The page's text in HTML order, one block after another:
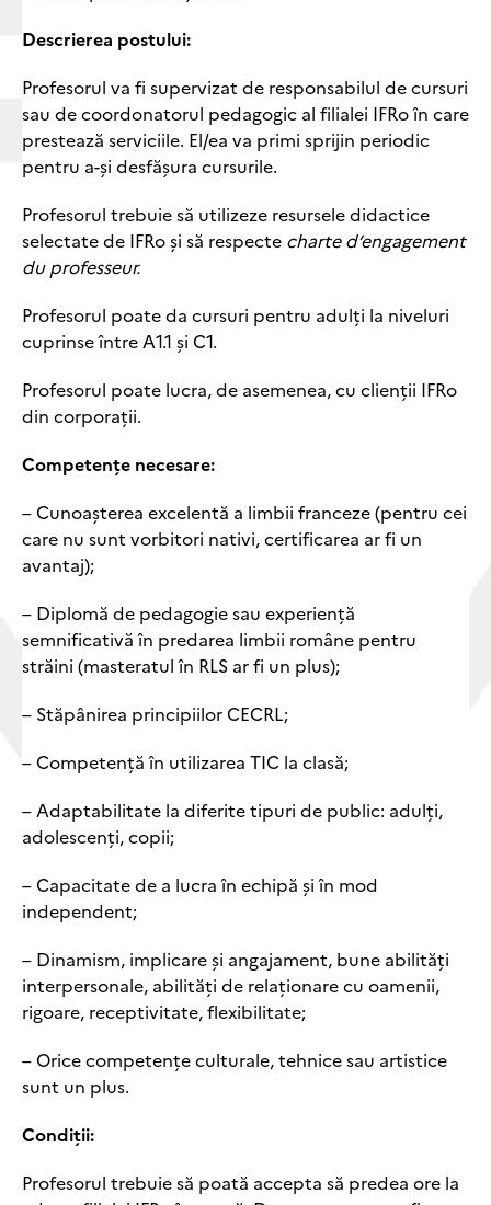
Descrierea postului:
Profesorul va fi supervizat de responsabilul de cursuri
sau de coordonatorul pedagogic al filialei IFRo în care
prestează serviciile. El/ea va primi sprijin periodic
pentru a-și desfășura cursurile.
Profesorul trebuie să utilizeze resursele didactice
selectate de IFRo și să respecte charte d’engagement
du professeur.
Profesorul poate da cursuri pentru adulți la niveluri
cuprinse între A1.1 și C1.
Profesorul poate lucra, de asemenea, cu clienții IFRo
din corporații.
Competențe necesare:
– Cunoașterea excelentă a limbii franceze (pentru cei
care nu sunt vorbitori nativi, certificarea ar fi un
avantaj);
– Diplomă de pedagogie sau experiență
semnificativă în predarea limbii române pentru
străini (masteratul în RLS ar fi un plus);
– Stăpânirea principiilor CECRL;
– Competență în utilizarea TIC la clasă;
– Adaptabilitate la diferite tipuri de public: adulți,
adolescenți, copii;
– Capacitate de a lucra în echipă și în mod
independent;
– Dinamism, implicare și angajament, bune abilități
interpersonale, abilități de relaționare cu oamenii,
rigoare, receptivitate, flexibilitate;
– Orice competențe culturale, tehnice sau artistice
sunt un plus.
Condiții:
Profesorul trebuie să poată accepta să predea ore la